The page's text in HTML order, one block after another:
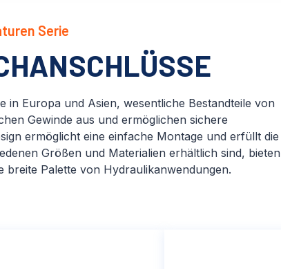
Serie
Europa und Asien, wesentliche Bestandteile von
Gewinde aus und ermöglichen sichere
ermöglicht eine einfache Montage und erfüllt die
Größen und Materialien erhältlich sind, bieten
Palette von Hydraulikanwendungen.